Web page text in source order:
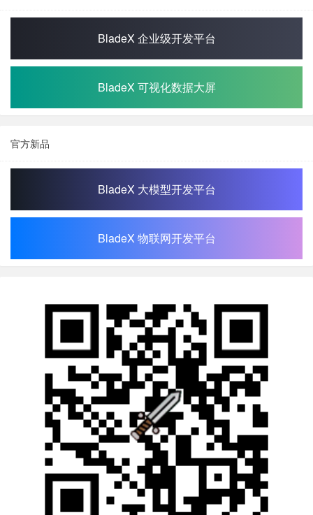
BladeX 企业级开发平台
BladeX 可视化数据大屏
官方新品
BladeX 大模型开发平台
BladeX 物联网开发平台